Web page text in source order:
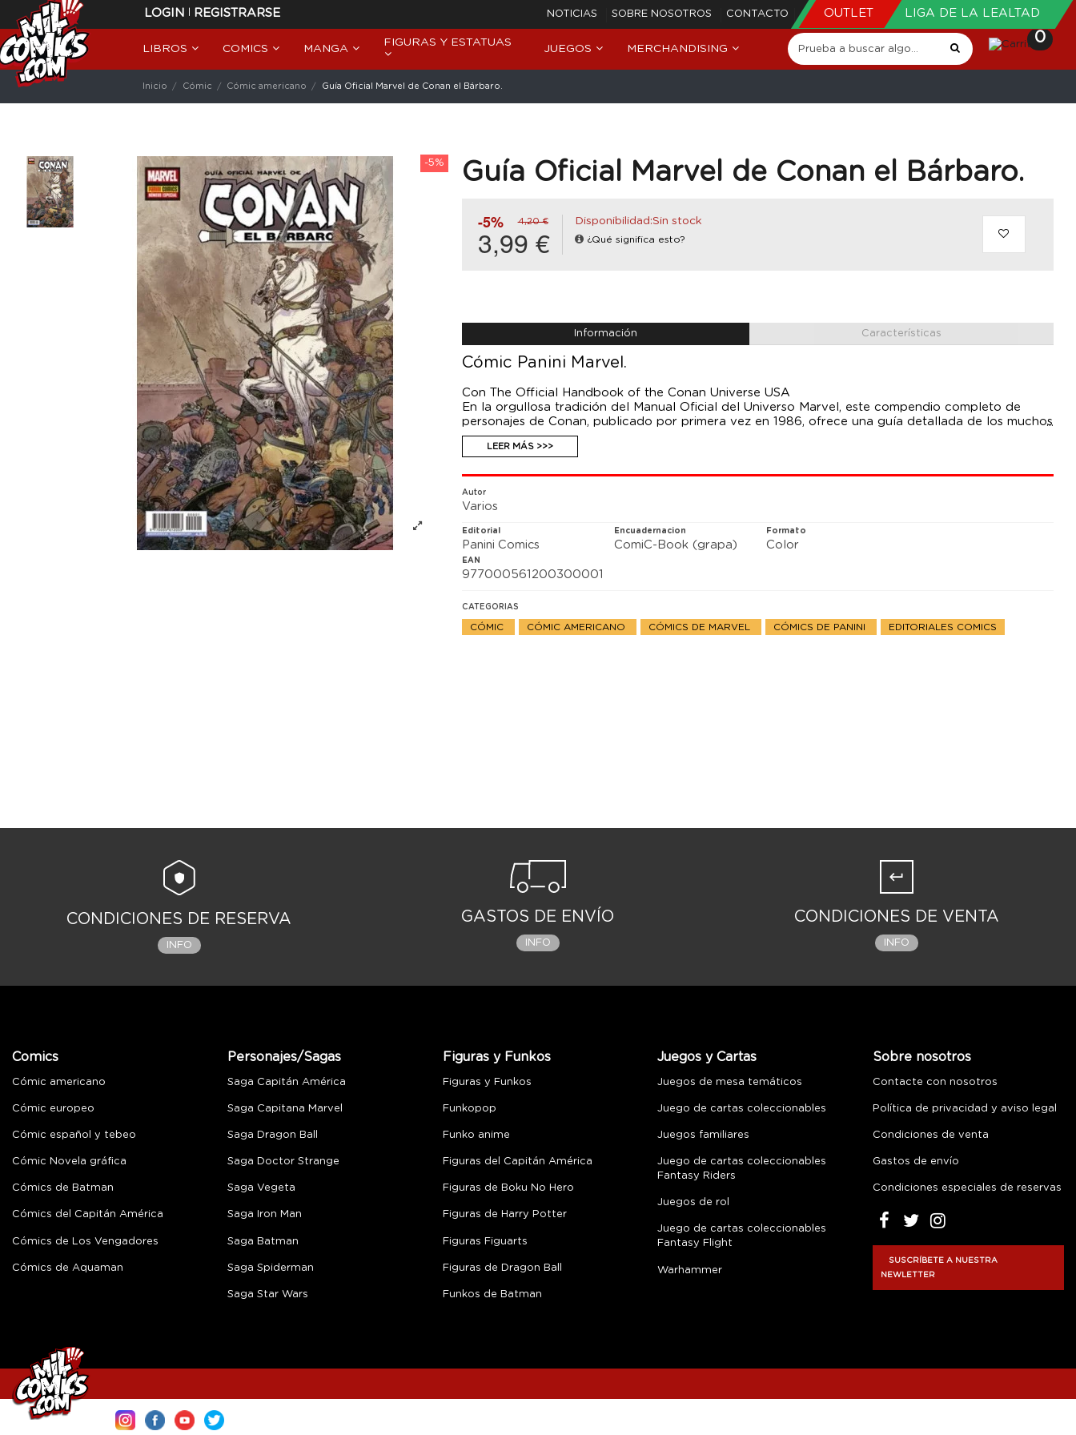
LOGIN | REGISTRARSE NOTICIAS SOBRE NOSOTROS CONTACTO OUTLET LIGA DE LA LEALTAD
LIBROS COMICS MANGA
FIGURAS Y ESTATUAS
JUEGOS MERCHANDISING
0
Inicio Cómic Cómic americano Guía Oficial Marvel de Conan el Bárbaro.
-5% Guía Oficial Marvel de Conan el Bárbaro.
-5% 4,20 €
3,99 €
Disponibilidad:Sin stock
¿Qué significa esto?
Información Características
Cómic Panini Marvel.
Con The Official Handbook of the Conan Universe USA
En la orgullosa tradición del Manual Oficial del Universo Marvel, este compendio completo de
personajes de Conan, publicado por primera vez en 1986, ofrece una guía detallada de los muchos
héroes y villanos que aparecen en los cómics clásicos de Conan de Marvel. Y con el
quincuagésimo aniversario del debut historietístico de Conan sobre nosotros, ¿qué mejor momento
grandes artistas de la época, incluido el legendario John Buscema.
LEER MÁS >>>
Autor
Varios
Editorial
Panini Comics
Encuadernacion
ComiC-Book (grapa)
Formato
Color
EAN
977000561200300001
CATEGORIAS
CÓMIC CÓMIC AMERICANO CÓMICS DE MARVEL CÓMICS DE PANINI EDITORIALES COMICS
CONDICIONES DE RESERVA
INFO
GASTOS DE ENVÍO
INFO
CONDICIONES DE VENTA
INFO
Comics
Cómic americano
Cómic europeo
Cómic español y tebeo
Cómic Novela gráfica
Cómics de Batman
Cómics del Capitán América
Cómics de Los Vengadores
Cómics de Aquaman
Personajes/Sagas
Saga Capitán América
Saga Capitana Marvel
Saga Dragon Ball
Saga Doctor Strange
Saga Vegeta
Saga Iron Man
Saga Batman
Saga Spiderman
Saga Star Wars
Figuras y Funkos
Figuras y Funkos
Funkopop
Funko anime
Figuras del Capitán América
Figuras de Boku No Hero
Figuras de Harry Potter
Figuras Figuarts
Figuras de Dragon Ball
Funkos de Batman
Juegos y Cartas
Juegos de mesa temáticos
Juego de cartas coleccionables
Juegos familiares
Juego de cartas coleccionables
Fantasy Riders
Juegos de rol
Juego de cartas coleccionables
Fantasy Flight
Warhammer
Sobre nosotros
Contacte con nosotros
Política de privacidad y aviso legal
Condiciones de venta
Gastos de envío
Condiciones especiales de reservas
SUSCRÍBETE A NUESTRA
NEWLETTER